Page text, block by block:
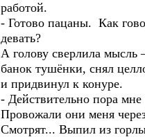
работой.
- Готово пацаны. Как
девать?
А голову сверлила мысль
банок тушёнки, снял
и придвинул к конуре.
- Действительно пора
Провожали они меня
Смотрят... Выпил из